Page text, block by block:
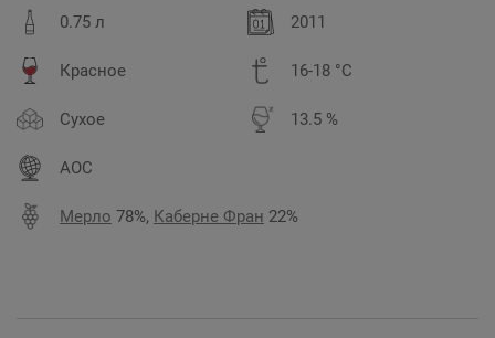
0.75 л 2011
Красное 16-18 °C
Сухое 13.5 %
AOC
Мерло 78%, Каберне Фран 22%